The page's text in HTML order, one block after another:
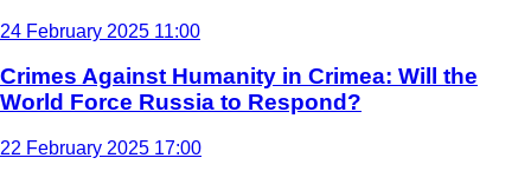
24 February 2025 11:00
Crimes Against Humanity in Crimea: Will the
World Force Russia to Respond?
22 February 2025 17:00